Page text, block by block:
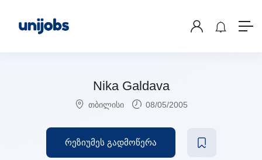
Nika Galdava
თბილისი 08/05/2005
რეზიუმეს გადმოწერა